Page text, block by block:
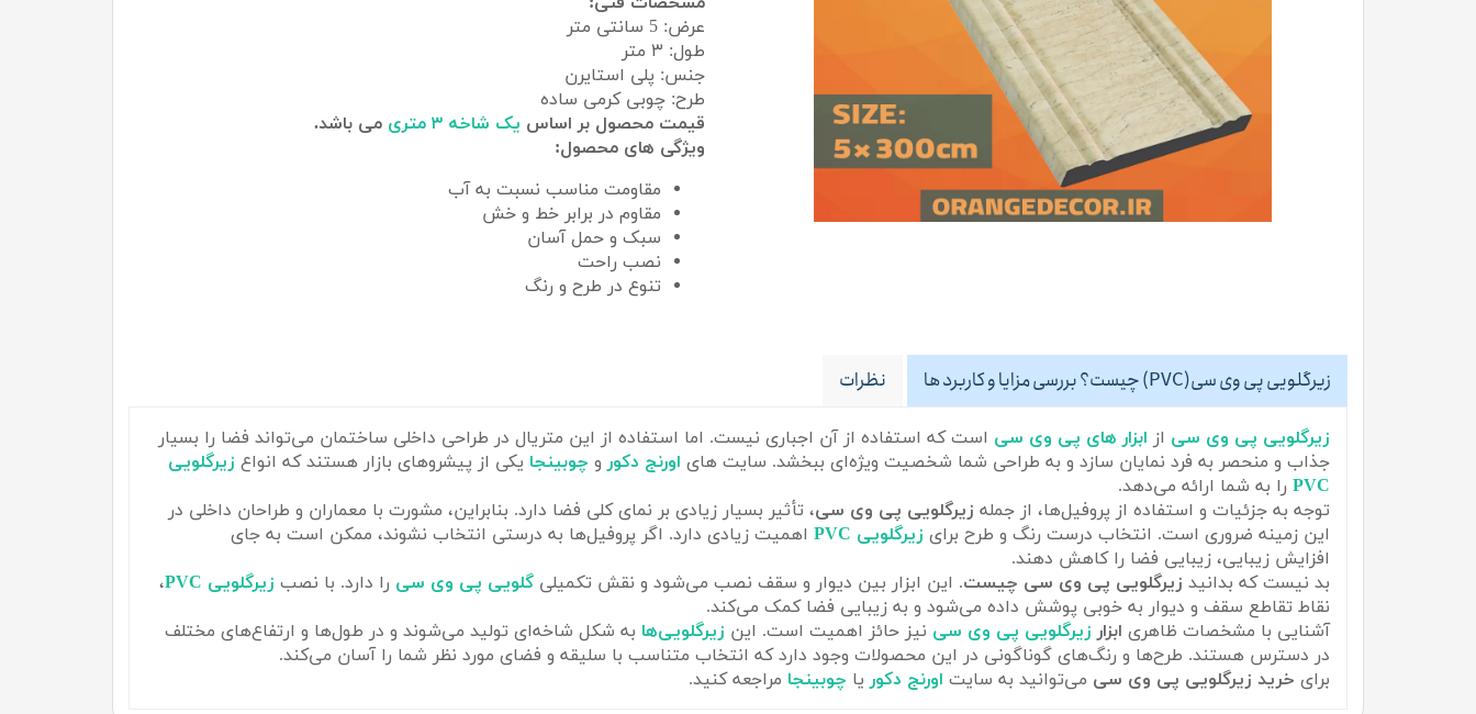
عرض: 5 سانتی متر
طول: ۳ متر
جنس: پلی استایرن
طرح: چوبی کرمی ساده
قیمت محصول بر اساس یک شاخه ۳ متری
می باشد.
ویژگی های محصول:
مقاومت مناسب نسبت به آب
مقاوم در برابر خط و خش
سبک و حمل آسان
نصب راحت
تنوع در طرح و رنگ
زیرگلویی پی وی سی(PVC) چیست؟ بررسی مزایا و کاربرد ها نظرات
زیرگلویی پی وی سی از ابزار های پی وی سی است که استفاده از آن اجباری نیست. اما استفاده از این متریال در طراحی داخلی ساختمان می‌تواند فضا را بسیار
جذاب و منحصر به فرد نمایان سازد و به طراحی شما شخصیت ویژه‌ای ببخشد. سایت های اورنج دکور و چوبینجا یکی از پیشروهای بازار هستند که انواع زیرگلویی
PVC را به شما ارائه می‌دهد.
توجه به جزئیات و استفاده از پروفیل‌ها، از جمله زیرگلویی پی وی سی، تأثیر بسیار زیادی بر نمای کلی فضا دارد. بنابراین، مشورت با معماران و طراحان داخلی در
این زمینه ضروری است. انتخاب درست رنگ و طرح برای زیرگلویی PVC
اهمیت زیادی دارد. اگر پروفیل‌ها به درستی انتخاب نشوند، ممکن است به جای
افزایش زیبایی، زیبایی فضا را کاهش دهند.
بد نیست که بدانید زیرگلویی پی وی سی چیست. این ابزار بین دیوار و سقف نصب می‌شود و نقش تکمیلی گلویی پی وی سی را دارد. با نصب زیرگلویی PVC
،
نقاط تقاطع سقف و دیوار به خوبی پوشش داده می‌شود و به زیبایی فضا کمک می‌کند.
آشنایی با مشخصات ظاهری ابزار زیرگلویی پی وی سی نیز حائز اهمیت است. این زیرگلویی‌ها به شکل شاخه‌ای تولید می‌شوند و در طول‌ها و ارتفاع‌های مختلف
در دسترس هستند. طرح‌ها و رنگ‌های گوناگونی در این محصولات وجود دارد که انتخاب متناسب با سلیقه و فضای مورد نظر شما را آسان می‌کند.
برای خرید زیرگلویی پی وی سی می‌توانید به سایت اورنج دکور یا چوبینجا مراجعه کنید.